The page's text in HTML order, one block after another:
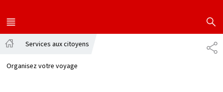
MENU
PRINCIPAL
Services aux citoyens
Organisez votre voyage